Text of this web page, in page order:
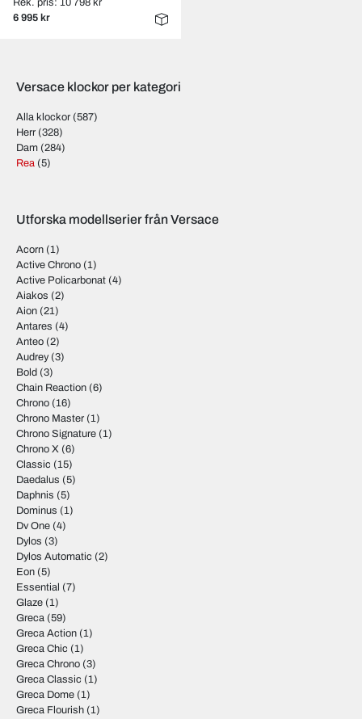
Rek. pris: 10 798 kr
6 995 kr
Versace klockor per kategori
Alla klockor (587)
Herr (328)
Dam (284)
Rea (5)
Utforska modellserier från Versace
Acorn (1)
Active Chrono (1)
Active Policarbonat (4)
Aiakos (2)
Aion (21)
Antares (4)
Anteo (2)
Audrey(3)
Bold (3)
Chain Reaction (6)
Chrono (16)
Chrono Master (1)
Chrono Signature (1)
Chrono X (6)
Classic (15)
Daedalus (5)
Daphnis (5)
Dominus (1)
Dv One (4)
Dylos (3)
Dylos Automatic (2)
Eon (5)
Essential (7)
Glaze (1)
Greca (59)
Greca Action (1)
Greca Chic (1)
Greca Chrono (3)
Greca Classic (1)
Greca Dome (1)
Greca Flourish (1)